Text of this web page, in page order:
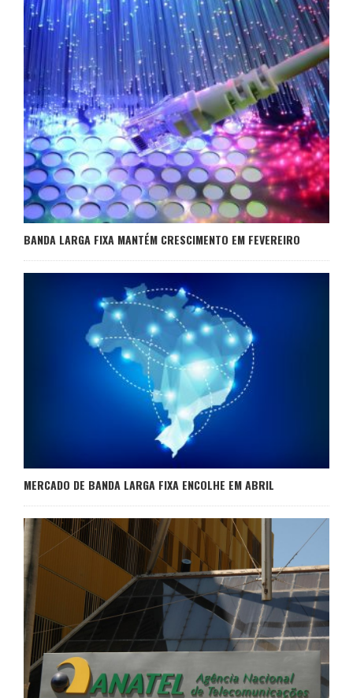
BANDA LARGA FIXA MANTÉM CRESCIMENTO EM FEVEREIRO
MERCADO DE BANDA LARGA FIXA ENCOLHE EM ABRIL